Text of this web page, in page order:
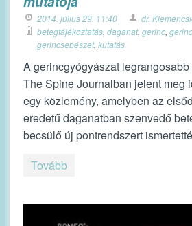
2014. július 29. 11:40 dr.
betegtájékoztatás, daganat, gerinc,
gerincsebészet, kutatás
A gerincgyógyászat
The Spine Journalban jelent meg
egy közlemény, amelyben az
eredetű daganatban szenvedő
becsülő új pontrendszert
Tovább